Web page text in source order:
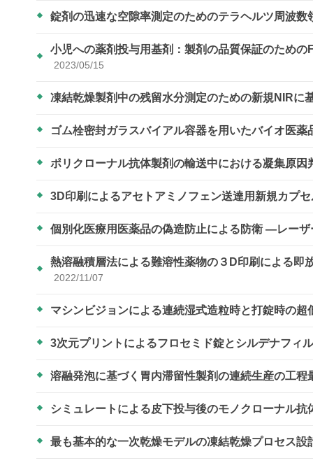
錠剤の迅速な空隙率測定のためのテラヘルツ周波数
小児への薬剤投与用基剤：製剤の品質保証のため
2023/05/15
凍結乾燥製剤中の残留水分測定のための新規NIRに
ゴム栓密封ガラスバイアル容器を用いたバイオ医
ポリクローナル抗体製剤の輸送中における凝集原
3D印刷によるアセトアミノフェン送達用新規カプ
個別化医療用医薬品の偽造防止による防衛 ―レー
熱溶融積層法による難溶性薬物の３D印刷による即
2022/11/07
マシンビジョンによる連続湿式造粒時と打錠時の
3次元プリントによるフロセミド錠とシルデナフィ
溶融発泡に基づく胃内滞留性製剤の連続生産の工程
シミュレートによる皮下投与後のモノクローナル抗
最も基本的な一次乾燥モデルの凍結乾燥プロセス